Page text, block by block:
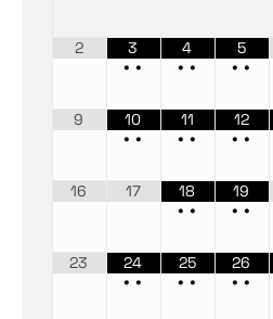
2
3
••
4
••
5
••
9
10
••
11
••
12
••
16 17
18
••
19
••
23
24
••
25
••
26
••